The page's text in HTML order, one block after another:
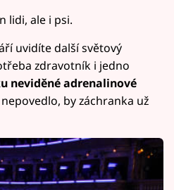
lidi, ale i psi.
uvidíte další světový
zdravotník i jedno
neviděné adrenalinové
by záchranka už